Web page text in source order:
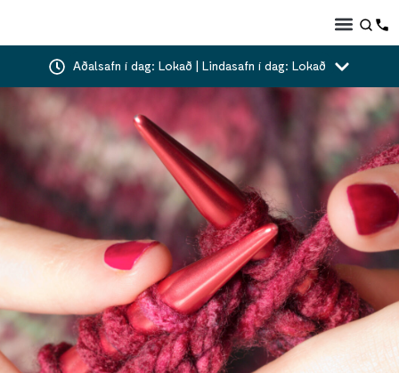
Aðalsafn í dag: Lokað | Lindasafn í dag: Lokað